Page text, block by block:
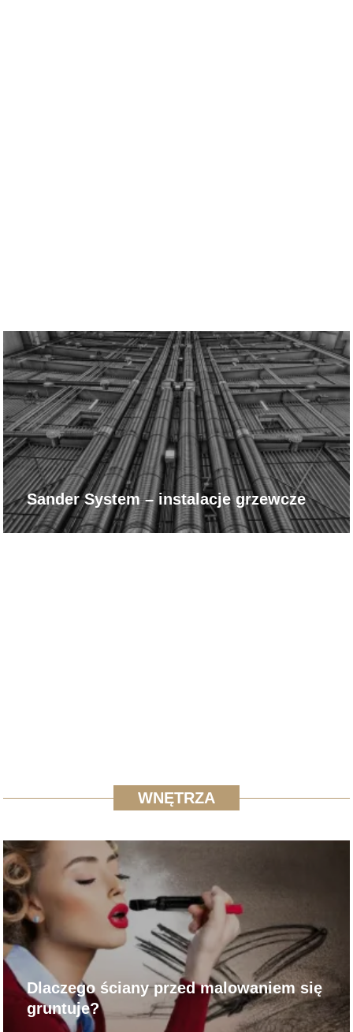
Sander System – instalacje grzewcze
WNĘTRZA
Dlaczego ściany przed malowaniem się
gruntuje?